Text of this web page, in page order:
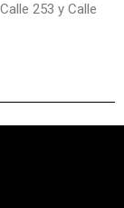
253 y Calle